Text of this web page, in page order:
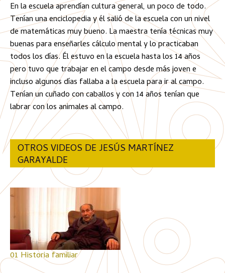
En la escuela aprendían cultura general, un poco de todo.
Tenían una enciclopedia y él salió de la escuela con un nivel
de matemáticas muy bueno. La maestra tenía técnicas muy
buenas para enseñarles cálculo mental y lo practicaban
todos los días. Él estuvo en la escuela hasta los 14 años
pero tuvo que trabajar en el campo desde más joven e
incluso algunos días fallaba a la escuela para ir al campo.
Tenían un cuñado con caballos y con 14 años tenían que
labrar con los animales al campo.
OTROS VIDEOS DE JESÚS MARTÍNEZ
GARAYALDE
01 Historia familiar